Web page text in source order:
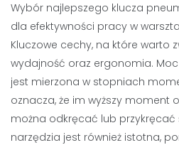
Wybór najlepszego klucza
dla efektywności pracy w
Kluczowe cechy, na które warto
wydajność oraz ergonomia.
jest mierzona w stopniach
oznacza, że im wyższy moment
można odkręcać lub przykręcać
narzędzia jest również istotna,